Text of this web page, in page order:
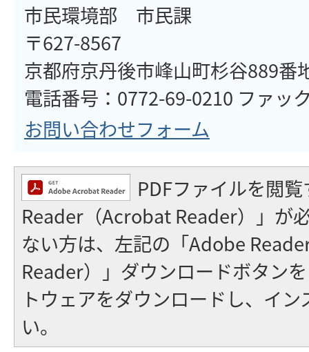
市民環境部 市民課
〒627-8567
京都府京丹後市峰山町杉谷889番
電話番号：0772-69-0210 ファッ
お問い合わせフォーム
PDFファイルを閲
Reader（Acrobat Reader）」が
ない方は、左記の「Adobe
Reader）」ダウンロードボタン
トウェアをダウンロードし、イ
い。